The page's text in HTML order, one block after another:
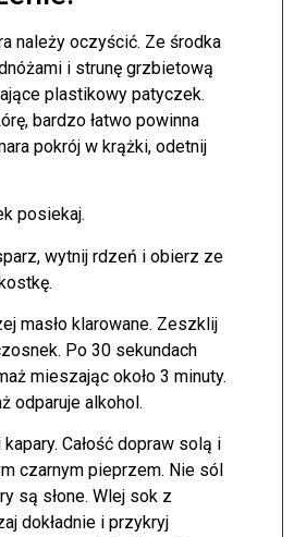
należy oczyścić. Ze środka
i strunę grzbietową
plastikowy patyczek.
bardzo łatwo powinna
pokrój w krążki, odetnij
posiekaj.
wytnij rdzeń i obierz ze
masło klarowane. Zeszklij
Po 30 sekundach
mieszając około 3 minuty.
odparuje alkohol.
Całość dopraw solą i
czarnym pieprzem. Nie sól
są słone. Wlej sok z
dokładnie i przykryj